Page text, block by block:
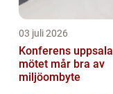
03 juli 2026
Konferens uppsala när
mötet mår bra av
miljöombyte